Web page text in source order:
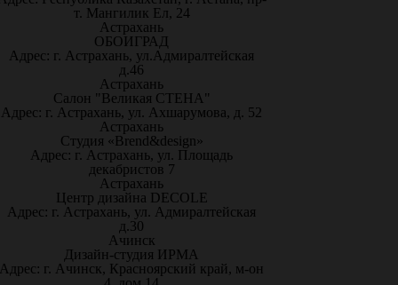
т. Мангилик Ел, 24
Астрахань
ОБОИГРАД
Адрес: г. Астрахань, ул.Адмиралтейская
д.46
Астрахань
Салон "Великая СТЕНА"
Адрес: г. Астрахань, ул. Ахшарумова, д. 52
Астрахань
Студия «Brend&design»
Адрес: г. Астрахань, ул. Площадь
декабристов 7
Астрахань
Центр дизайна DECOLE
Адрес: г. Астрахань, ул. Адмиралтейская
д.30
Ачинск
Дизайн-студия ИРМА
Адрес: г. Ачинск, Красноярский край, м-он